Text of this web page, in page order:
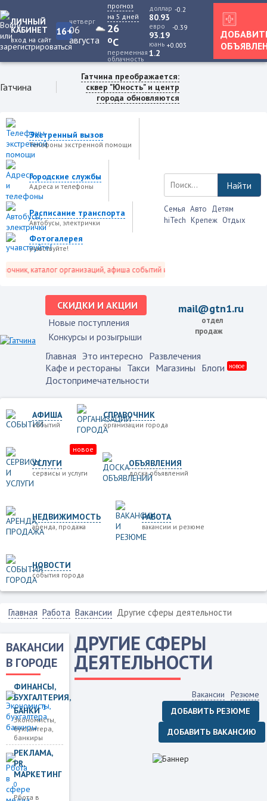
ЛИЧНЫЙ
КАБИНЕТ
вход на сайт
16+
четверг
06
августа
прогноз
на 5 дней
26
oC
переменная
облачность
доллар
80.93
-0.2
евро
93.19
-0.39
юань
1.2
+0.003
Гатчина
Гатчина преображается:
сквер "Юность" и центр
города обновляются
Экстренный вызов
Телефоны экстренной помощи
Городские службы
Адреса и телефоны
Расписание транспорта
Автобусы, электрички
Фотогалерея
учавствуйте!
каталог организаций, афиша событий и не только это.
Найти
Семья Авто Детям
hiTech Крепеж Отдых
СКИДКИ И АКЦИИ
Новые поступления
Конкурсы и розыгрыши
mail@gtn1.ru
отдел
продаж
Главная Это интересно Развлечения
Кафе и рестораны Такси Магазины Блоги новое
Достопримечательности
АФИША
событий
СПРАВОЧНИК
организации города
УСЛУГИ
сервисы и услуги
новое
ОБЪЯВЛЕНИЯ
доска объявлений
НЕДВИЖИМОСТЬ
аренда, продажа
РАБОТА
вакансии и резюме
НОВОСТИ
события города
Главная Работа Вакансии Другие сферы деятельности
ВАКАНСИИ
В ГОРОДЕ
ФИНАНСЫ,
БУХГАЛТЕРИЯ,
БАНКИ1
Экономисты,
бухгалтера,
банкиры
РЕКЛАМА,
PR,
МАРКЕТИНГ
0
Рбота в
ДРУГИЕ СФЕРЫ
ДЕЯТЕЛЬНОСТИ
Вакансии
Резюме
ДОБАВИТЬ РЕЗЮМЕ
ДОБАВИТЬ ВАКАНСИЮ